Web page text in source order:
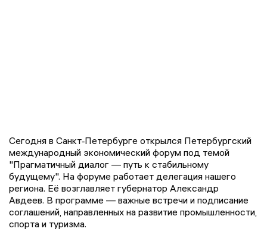
Сегодня в Санкт‑Петербурге открылся Петербургский
международный экономический форум под темой
"Прагматичный диалог — путь к стабильному
будущему". На форуме работает делегация нашего
региона. Её возглавляет губернатор Александр
Авдеев. В программе — важные встречи и подписание
соглашений, направленных на развитие промышленности,
спорта и туризма.